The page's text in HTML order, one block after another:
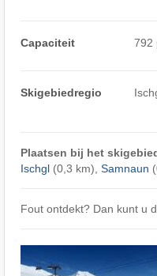
Capaciteit 792
Skigebiedregio
Plaatsen bij het
Ischgl(0,3 km), Samnaun
Fout ontdekt? Dan kunt u